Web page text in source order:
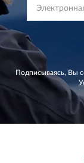
Подписываясь, Вы